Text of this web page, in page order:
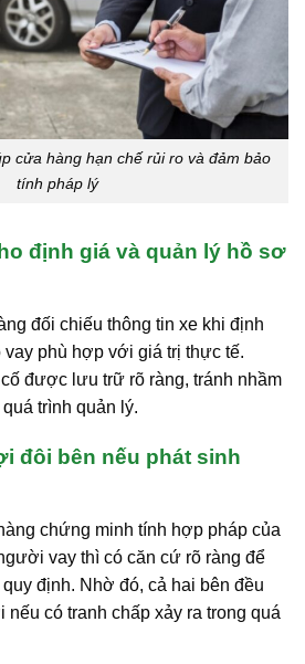
cửa hàng hạn chế rủi ro và đảm bảo
tính pháp lý
định giá và quản lý hồ sơ
đối chiếu thông tin xe khi định
phù hợp với giá trị thực tế.
được lưu trữ rõ ràng, tránh nhầm
trình quản lý.
đôi bên nếu phát sinh
chứng minh tính hợp pháp của
vay thì có căn cứ rõ ràng để
định. Nhờ đó, cả hai bên đều
có tranh chấp xảy ra trong quá